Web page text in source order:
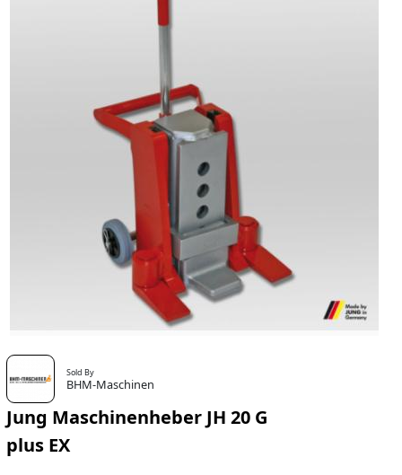
Sold By
BHM-Maschinen
Jung Maschinenheber JH 20 G
plus EX